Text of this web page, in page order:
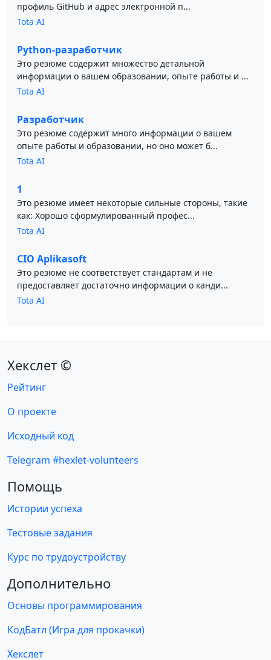
профиль GitHub и адрес электронной п...
Tota AI
Python-разработчик
Это резюме содержит множество детальной
информации о вашем образовании, опыте работы и ...
Tota AI
Разработчик
Это резюме содержит много информации о вашем
опыте работы и образовании, но оно может б...
Tota AI
1
Это резюме имеет некоторые сильные стороны, такие
как: Хорошо сформулированный профес...
Tota AI
CIO Aplikasoft
Это резюме не соответствует стандартам и не
предоставляет достаточно информации о канди...
Tota AI
Хекслет ©
Рейтинг
О проекте
Исходный код
Telegram #hexlet-volunteers
Помощь
Истории успеха
Тестовые задания
Курс по трудоустройству
Дополнительно
Основы программирования
КодБатл (Игра для прокачки)
Хекслет